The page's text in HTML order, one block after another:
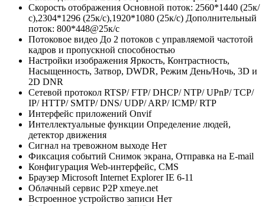
Скорость отображения Основной поток: 2560*1440 (25к/
с),2304*1296 (25к/с),1920*1080 (25к/с) Дополнительный
поток: 800*448@25к/с
Потоковое видео До 2 потоков с управляемой частотой
кадров и пропускной способностью
Настройки изображения Яркость, Контрастность,
Насыщенность, Затвор, DWDR, Режим День/Ночь, 3D и
2D DNR
Сетевой протокол RTSP/ FTP/ DHCP/ NTP/ UPnP/ TCP/
IP/ HTTP/ SMTP/ DNS/ UDP/ ARP/ ICMP/ RTP
Интерфейс приложений Onvif
Интеллектуальные функции Определение людей,
детектор движения
Сигнал на тревожном выходе Нет
Фиксация событий Cнимок экрана, Отправка на E-mail
Конфигурация Web-интерфейс, CMS
Браузер Microsoft Internet Explorer IE 6-11
Облачный сервис P2P xmeye.net
Встроенное устройство записи Нет